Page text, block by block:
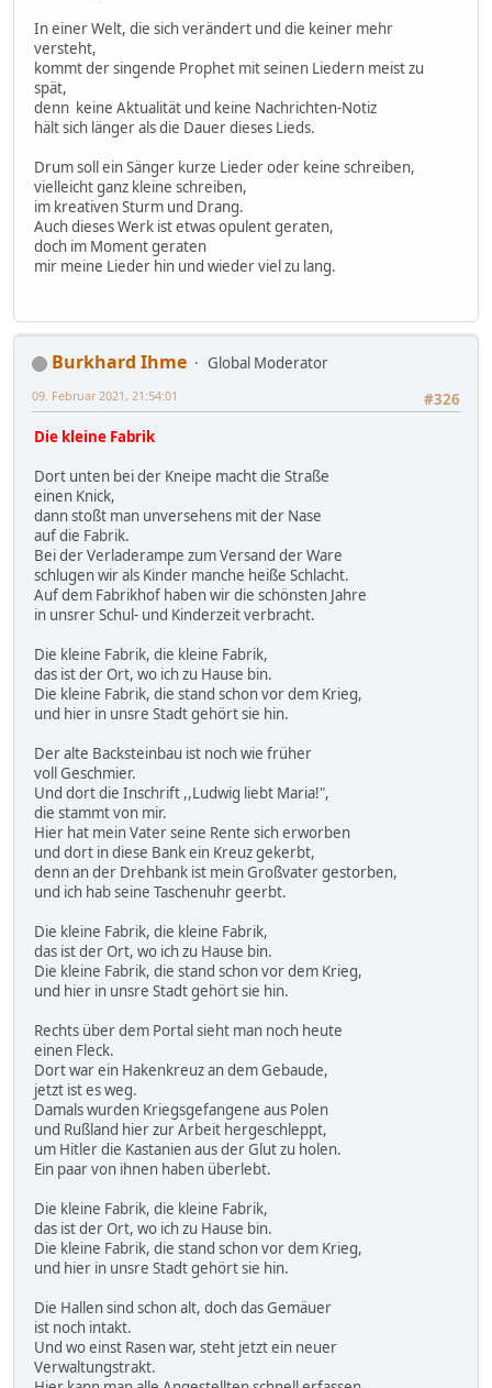
In einer Welt, die sich verändert und die keiner mehr
versteht,
kommt der singende Prophet mit seinen Liedern meist zu
spät,
denn keine Aktualität und keine Nachrichten-Notiz
hält sich länger als die Dauer dieses Lieds.
Drum soll ein Sänger kurze Lieder oder keine schreiben,
vielleicht ganz kleine schreiben,
im kreativen Sturm und Drang.
Auch dieses Werk ist etwas opulent geraten,
doch im Moment geraten
mir meine Lieder hin und wieder viel zu lang.
Burkhard Ihme
Global Moderator
#326
09. Februar 2021, 21:54:01
Die kleine Fabrik
Dort unten bei der Kneipe macht die Straße
einen Knick,
dann stoßt man unversehens mit der Nase
auf die Fabrik.
Bei der Verladerampe zum Versand der Ware
schlugen wir als Kinder manche heiße Schlacht.
Auf dem Fabrikhof haben wir die schönsten Jahre
in unsrer Schul- und Kinderzeit verbracht.
Die kleine Fabrik, die kleine Fabrik,
das ist der Ort, wo ich zu Hause bin.
Die kleine Fabrik, die stand schon vor dem Krieg,
und hier in unsre Stadt gehört sie hin.
Der alte Backsteinbau ist noch wie früher
voll Geschmier.
Und dort die Inschrift ,,Ludwig liebt Maria!",
die stammt von mir.
Hier hat mein Vater seine Rente sich erworben
und dort in diese Bank ein Kreuz gekerbt,
denn an der Drehbank ist mein Großvater gestorben,
und ich hab seine Taschenuhr geerbt.
Die kleine Fabrik, die kleine Fabrik,
das ist der Ort, wo ich zu Hause bin.
Die kleine Fabrik, die stand schon vor dem Krieg,
und hier in unsre Stadt gehört sie hin.
Rechts über dem Portal sieht man noch heute
einen Fleck.
Dort war ein Hakenkreuz an dem Gebaude,
jetzt ist es weg.
Damals wurden Kriegsgefangene aus Polen
und Rußland hier zur Arbeit hergeschleppt,
um Hitler die Kastanien aus der Glut zu holen.
Ein paar von ihnen haben überlebt.
Die kleine Fabrik, die kleine Fabrik,
das ist der Ort, wo ich zu Hause bin.
Die kleine Fabrik, die stand schon vor dem Krieg,
und hier in unsre Stadt gehört sie hin.
Die Hallen sind schon alt, doch das Gemäuer
ist noch intakt.
Und wo einst Rasen war, steht jetzt ein neuer
Verwaltungstrakt.